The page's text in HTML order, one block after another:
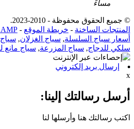
مساءً
© جميع الحقوق محفوظة - 2010-2023.
المنتجات الساخنة - خريطة الموقع - AMP موبايل
أسعار سياج السلسلة, سياج الغزلان,
سلكي للدجاج, سياج المزرعة, سياج مانع
إرسال بريد إلكتروني
x
أرسل رسالتك إلينا:
اكتب رسالتك هنا وأرسلها لنا